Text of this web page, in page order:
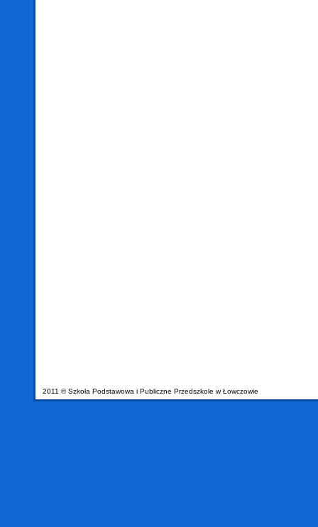
2011 © Szkoła Podstawowa i Publiczne Przedszkole w Łowczowie